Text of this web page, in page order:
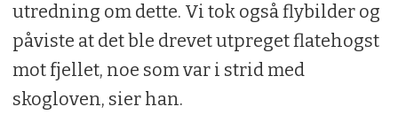
utredning om dette. Vi tok også flybilder og
påviste at det ble drevet utpreget flatehogst
mot fjellet, noe som var i strid med
skogloven, sier han.